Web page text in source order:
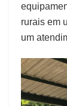
rurais em
um